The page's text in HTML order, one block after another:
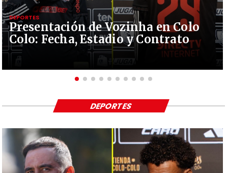
Presentación de Vozinha en Colo
Colo: Fecha, Estadio y Contrato
DEPORTES
DEPORTES